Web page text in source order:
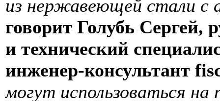
из нержавеющей стали с
говорит Голубь Сергей,
и технический
инженер-консультант
могут использоваться